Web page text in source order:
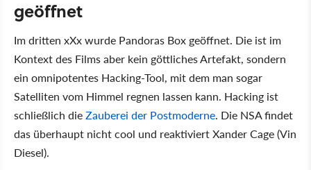
geöffnet
Im dritten xXx wurde Pandoras Box geöffnet. Die ist im
Kontext des Films aber kein göttliches Artefakt, sondern
ein omnipotentes Hacking-Tool, mit dem man sogar
Satelliten vom Himmel regnen lassen kann. Hacking ist
schließlich dieZauberei der Postmoderne. Die NSA findet
das überhaupt nicht cool und reaktiviert Xander Cage (Vin
Diesel).